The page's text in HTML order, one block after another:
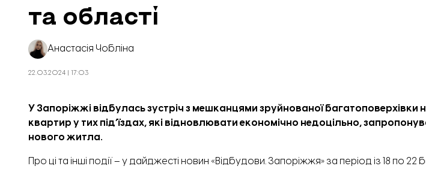
та області
Анастасія Чобліна
22.03.2024 | 17:03
У Запоріжжі відбулась зустріч з мешканцями зруйнованої багатоповерхівки
квартир у тих підʼїздах, які відновлювати економічно недоцільно,
нового житла.
Про ці та інші події – у дайджесті новин «Відбудови. Запоріжжя» за період із 18 по